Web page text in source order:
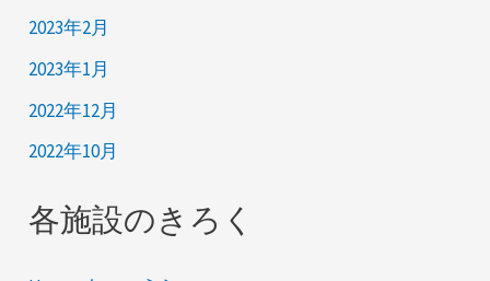
2023年2月
2023年1月
2022年12月
2022年10月
各施設のきろく